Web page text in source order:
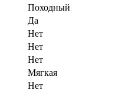
Походный
Да
Нет
Нет
Нет
Мягкая
Нет